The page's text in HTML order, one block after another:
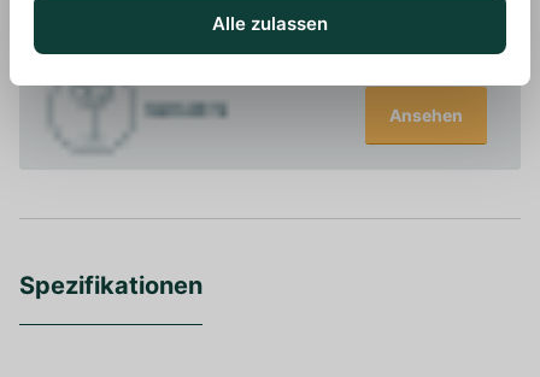
Ansehen
Spezifikationen
Alle zulassen